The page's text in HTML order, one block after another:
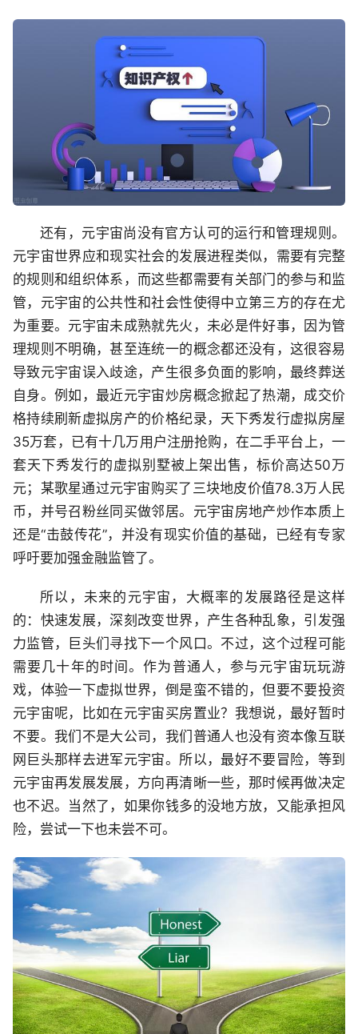
还有，元宇宙尚没有官方认可的运行和管理规则。
元宇宙世界应和现实社会的发展进程类似，需要有完整
的规则和组织体系，而这些都需要有关部门的参与和监
管，元宇宙的公共性和社会性使得中立第三方的存在尤
为重要。元宇宙未成熟就先火，未必是件好事，因为管
理规则不明确，甚至连统一的概念都还没有，这很容易
导致元宇宙误入歧途，产生很多负面的影响，最终葬送
自身。例如，最近元宇宙炒房概念掀起了热潮，成交价
格持续刷新虚拟房产的价格纪录，天下秀发行虚拟房屋
35万套，已有十几万用户注册抢购，在二手平台上，一
套天下秀发行的虚拟别墅被上架出售，标价高达50万
元；某歌星通过元宇宙购买了三块地皮价值78.3万人民
币，并号召粉丝同买做邻居。元宇宙房地产炒作本质上
还是“击鼓传花”，并没有现实价值的基础，已经有专家
呼吁要加强金融监管了。
所以，未来的元宇宙，大概率的发展路径是这样
的：快速发展，深刻改变世界，产生各种乱象，引发强
力监管，巨头们寻找下一个风口。不过，这个过程可能
需要几十年的时间。作为普通人，参与元宇宙玩玩游
戏，体验一下虚拟世界，倒是蛮不错的，但要不要投资
元宇宙呢，比如在元宇宙买房置业？我想说，最好暂时
不要。我们不是大公司，我们普通人也没有资本像互联
网巨头那样去进军元宇宙。所以，最好不要冒险，等到
元宇宙再发展发展，方向再清晰一些，那时候再做决定
也不迟。当然了，如果你钱多的没地方放，又能承担风
险，尝试一下也未尝不可。